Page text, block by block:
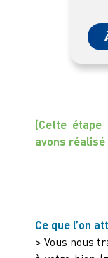
(Cette étape
avons réalisé
Ce que l’on
> Vous nous